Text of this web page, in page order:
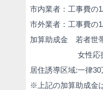
市内業者：工事費の
市外業者：工事費の
加算助成金 若者世
女性応援:一律
居住誘導区域:一律
※上記の加算助成金